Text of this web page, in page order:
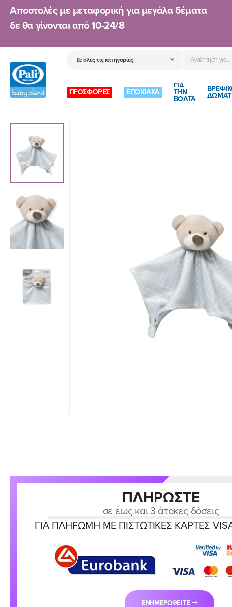
Αποστολές με μεταφορική για μεγάλα δέματα
δε θα γίνονται από10-24/8
ΠΡΟΣΦΟΡΕΣ ΕΠΟΧΙΑΚΑ
ΓΙΑ
ΤΗΝ
ΒΟΛΤΑ
ΠΛΗΡΏΣΤΕ
σε έως και 3 άτοκες δόσεις
ΓΙΑ ΠΛΗΡΩΜΉ ΜΕ ΠΙΣΤΩΤΙΚΈΣ ΚΆΡΤΕΣ VISA
ΕΝΗΜΕΡΩΘΕΊΤΕ